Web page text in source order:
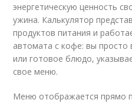
энергетическую ценность
ужина. Калькулятор
продуктов питания и
автомата с кофе: вы
или готовое блюдо,
свое меню.
Меню отображается прямо